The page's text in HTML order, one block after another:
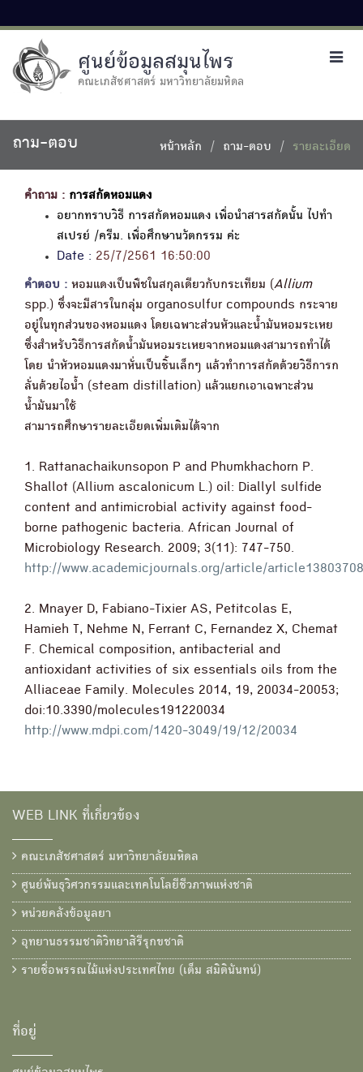
ศูนย์ข้อมูลสมุนไพร
คณะเภสัชศาสตร์ มหาวิทยาลัยมหิดล
ถาม-ตอบ หน้าหลัก ถาม-ตอบ รายละเอียด
คำถาม : การสกัดหอมแดง
อยากทราบวิธี การสกัดหอมแดง เพื่อนำสารสกัดนั้น ไปทำ
สเปรย์ /ครีม. เพื่อศึกษานวัตกรรม ค่ะ
Date : 25/7/2561 16:50:00
คำตอบ : หอมแดงเป็นพืชในสกุลเดียวกับกระเทียม (Allium
spp.) ซึ่งจะมีสารในกลุ่ม organosulfur compounds กระจาย
อยู่ในทุกส่วนของหอมแดง โดยเฉพาะส่วนหัวและน้ำมันหอมระเหย
ซึ่งสำหรับวิธีการสกัดน้ำมันหอมระเหยจากหอมแดงสามารถทำได้
โดย นำหัวหอมแดงมาหั่นเป็นชิ้นเล็กๆ แล้วทำการสกัดด้วยวิธีการก
ลั่นด้วยไอน้ำ (steam distillation) แล้วแยกเอาเฉพาะส่วน
น้ำมันมาใช้
สามารถศึกษารายละเอียดเพิ่มเติมได้จาก
1. Rattanachaikunsopon P and Phumkhachorn P.
Shallot (Allium ascalonicum L.) oil: Diallyl sulfide
content and antimicrobial activity against food-
borne pathogenic bacteria. African Journal of
Microbiology Research. 2009; 3(11): 747-750.
http://www.academicjournals.org/article/
2. Mnayer D, Fabiano-Tixier AS, Petitcolas E,
Hamieh T, Nehme N, Ferrant C, Fernandez X, Chemat
F. Chemical composition, antibacterial and
antioxidant activities of six essentials oils from the
Alliaceae Family. Molecules 2014, 19, 20034-20053;
doi:10.3390/molecules191220034
http://www.mdpi.com/1420-3049/19/12/20034
WEB LINK ที่เกี่ยวข้อง
คณะเภสัชศาสตร์ มหาวิทยาลัยมหิดล
ศูนย์พันธุวิศวกรรมและเทคโนโลยีชีวภาพแห่งชาติ
หน่วยคลังข้อมูลยา
อุทยานธรรมชาติวิทยาสิรีรุกขชาติ
รายชื่อพรรณไม้แห่งประเทศไทย (เต็ม สมิตินันทน์)
ที่อยู่